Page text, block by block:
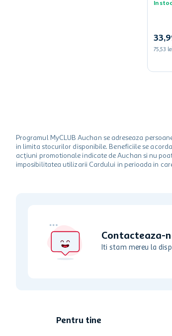
In stoc
33,
75,53
Programul MyCLUB Auchan se adreseaza
in limita stocurilor disponibile. Beneficiile se
acțiuni promotionale indicate de Auchan si nu
imposibilitatea utilizarii Cardului in perioada in
Contacteaza-
Iti stam mereu la
Pentru tine